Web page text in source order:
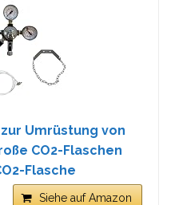
Umrüstung von
CO2-Flaschen
Flasche
Siehe auf Amazon